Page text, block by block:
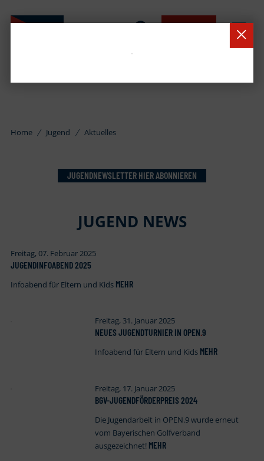
Home Jugend Aktuelles
JUGENDNEWSLETTER HIER ABONNIEREN
JUGEND NEWS
Freitag, 07. Februar 2025
JUGENDINFOABEND 2025
Infoabend für Eltern und Kids MEHR
Freitag, 31. Januar 2025
NEUES JUGENDTURNIER IN OPEN.9
Infoabend für Eltern und Kids MEHR
Freitag, 17. Januar 2025
BGV-JUGENDFÖRDERPREIS 2024
Die Jugendarbeit in OPEN.9 wurde erneut
vom Bayerischen Golfverband
ausgezeichnet! MEHR